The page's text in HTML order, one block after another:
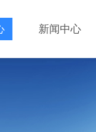
新闻中心